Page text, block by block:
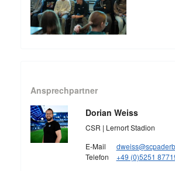
Ansprechpartner
Dorian Weiss
CSR | Lernort Stadion
E-Mail
Telefon
+49 (0)5251